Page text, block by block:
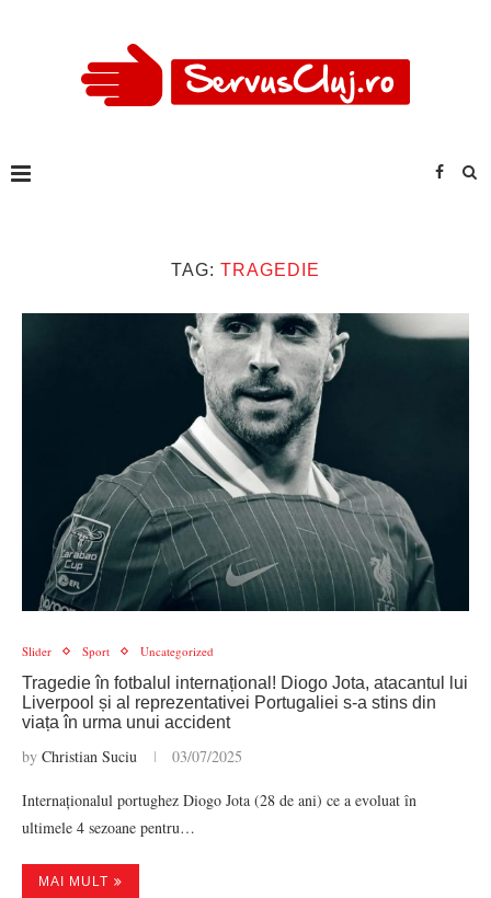
TAG: TRAGEDIE
Slider Sport Uncategorized
Tragedie în fotbalul internațional! Diogo Jota, atacantul lui
Liverpool și al reprezentativei Portugaliei s-a stins din
viața în urma unui accident
by Christian Suciu 03/07/2025
Internaționalul portughez Diogo Jota (28 de ani) ce a evoluat în
ultimele 4 sezoane pentru…
MAI MULT